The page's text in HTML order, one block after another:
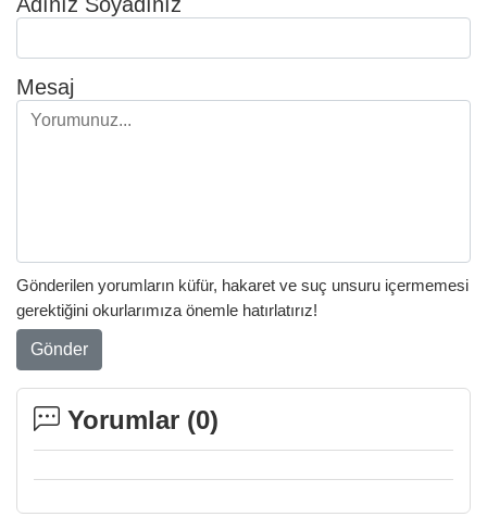
Mesaj
Gönderilen yorumların küfür, hakaret ve suç unsuru içermemesi
gerektiğini okurlarımıza önemle hatırlatırız!
Gönder
Yorumlar (0)